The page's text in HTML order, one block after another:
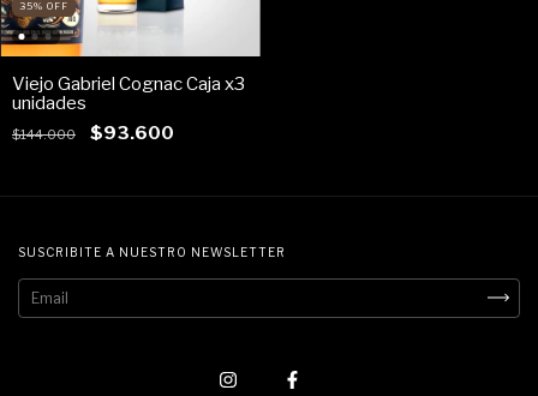
35% OFF
Viejo Gabriel Cognac Caja x3
unidades
$144.000 $93.600
SUSCRIBITE A NUESTRO NEWSLETTER